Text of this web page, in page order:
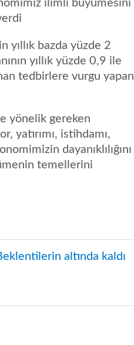
ılımlı büyümesini
yıllık bazda yüzde 2
yıllık yüzde 0,9 ile
tedbirlere vurgu yapan
yönelik gereken
yatırımı, istihdamı,
dayanıklılığını
temellerini
altında kaldı